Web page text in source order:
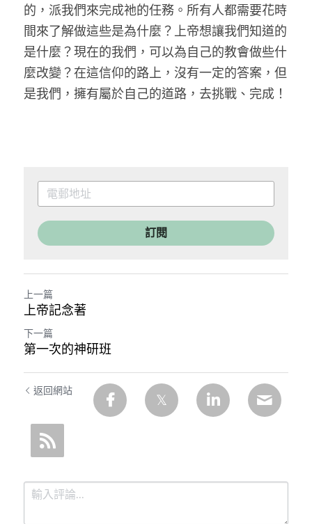
的，派我們來完成祂的任務。所有人都需要花時
間來了解做這些是為什麼？上帝想讓我們知道的
是什麼？現在的我們，可以為自己的教會做些什
麼改變？在這信仰的路上，沒有一定的答案，但
是我們，擁有屬於自己的道路，去挑戰、完成！
訂閱
上一篇
上帝記念著
下一篇
第一次的神研班
返回網站